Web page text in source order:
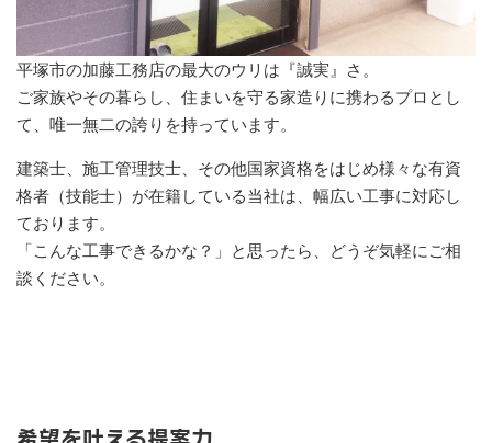
平塚市の加藤工務店の最大のウリは『誠実』さ。
ご家族やその暮らし、住まいを守る家造りに携わるプロとし
て、唯一無二の誇りを持っています。
建築士、施工管理技士、その他国家資格をはじめ様々な有資
格者（技能士）が在籍している当社は、幅広い工事に対応し
ております。
「こんな工事できるかな？」と思ったら、どうぞ気軽にご相
談ください。